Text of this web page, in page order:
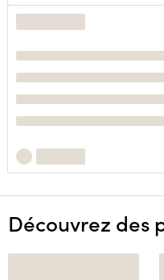
Découvrez des